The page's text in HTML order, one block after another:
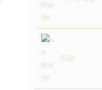
日記